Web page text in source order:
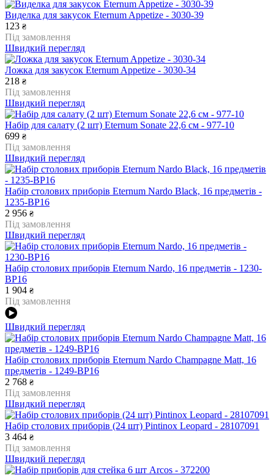
Виделка для закусок Eternum Appetize - 3030-39
123 ₴
Під замовлення
Швидкий перегляд
Ложка для закусок Eternum Appetize - 3030-34
218 ₴
Під замовлення
Швидкий перегляд
Набір для салату (2 шт) Eternum Sonate 22,6 см - 977-10
699 ₴
Під замовлення
Швидкий перегляд
Набір столових приборів Eternum Nardo Black, 16 предметів -
1235-BP16
2 956 ₴
Під замовлення
Швидкий перегляд
Набір столових приборів Eternum Nardo, 16 предметів - 1230-
BP16
1 904 ₴
Під замовлення
Швидкий перегляд
Набір столових приборів Eternum Nardo Champagne Matt, 16
предметів - 1249-BP16
2 768 ₴
Під замовлення
Швидкий перегляд
Набір столових приборів (24 шт) Pintinox Leopard - 28107091
3 464 ₴
Під замовлення
Швидкий перегляд